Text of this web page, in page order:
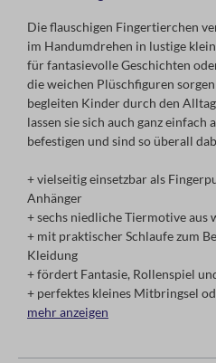
Die flauschigen Fingertierchen
im Handumdrehen in lustige
für fantasievolle Geschichten
die weichen Plüschfiguren
begleiten Kinder durch den
lassen sie sich auch ganz einfach
befestigen und sind so überall
+ vielseitig einsetzbar als
Anhänger
+ sechs niedliche Tiermotive aus
+ mit praktischer Schlaufe zum
Kleidung
+ fördert Fantasie, Rollenspiel
+ perfektes kleines Mitbringsel
mehr anzeigen